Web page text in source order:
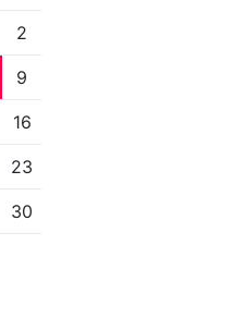
2
9
16
23
30